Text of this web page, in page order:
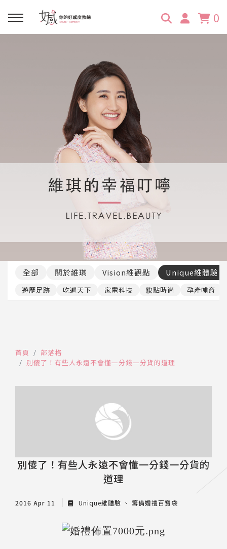
0
公眾表達影響力
創意活動企劃力
維體驗Unique
維觀點Vision
全部 關於維琪 Vision維觀點 Unique維體驗
遊歷足跡 吃遍天下 家電科技 妝點時尚 孕產哺育
首頁
部落格
別傻了！有些人永遠不會懂一分錢一分貨的道理
別傻了！有些人永遠不會懂一分錢一分貨的
道理
2016 Apr 11 Unique維體驗 籌備婚禮百寶袋